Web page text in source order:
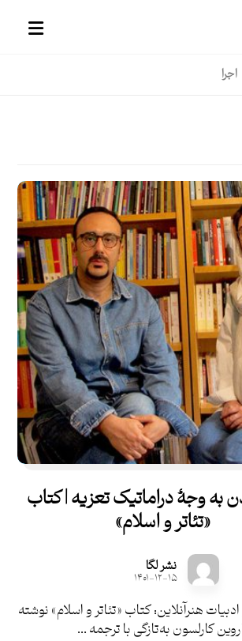
اجرا
به‌ وجۀ دراماتیک تعزیه | کتاب
«تئاتر و اسلام»
نشر لگا
۱۴۰۱-۱۲-۱۵
هنرآنلاین: کتاب «تئاتر و اسلام» نوشته
کارلسون به‌تازگی با ترجمه ...